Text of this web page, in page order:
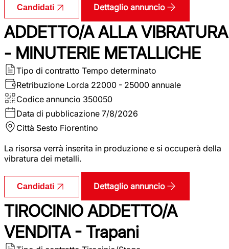
Candidati Dettaglio annuncio
ADDETTO/A ALLA VIBRATURA
- MINUTERIE METALLICHE
Tipo di contratto Tempo determinato
Retribuzione Lorda 22000 - 25000 annuale
Codice annuncio 350050
Data di pubblicazione 7/8/2026
Città Sesto Fiorentino
La risorsa verrà inserita in produzione e si occuperà della
vibratura dei metalli.
Candidati Dettaglio annuncio
TIROCINIO ADDETTO/A
VENDITA - Trapani